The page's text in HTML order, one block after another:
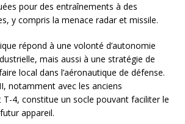
pour des entraînements à des
y compris la menace radar et missile.
répond à une volonté d’autonomie
mais aussi à une stratégie de
local dans l’aéronautique de défense.
notamment avec les anciens
4, constitue un socle pouvant faciliter le
appareil.